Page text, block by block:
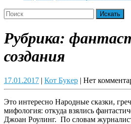
Close
Button
Search
for:
Рубрика:
создания
17.01.201717.01.2017
| Кот БукерКот
Букер
| Нет
Это интересно Народные сказки,
мифология: откуда взялись
Джоан Роулинг. По словам